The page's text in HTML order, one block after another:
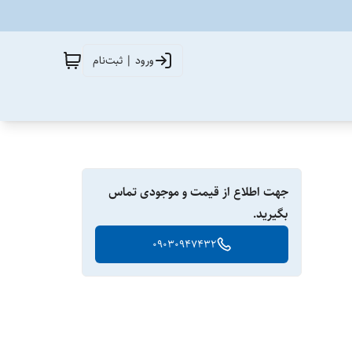
ورود | ثبت‌نام
جهت اطلاع از قیمت و موجودی تماس
بگیرید.
09030947432